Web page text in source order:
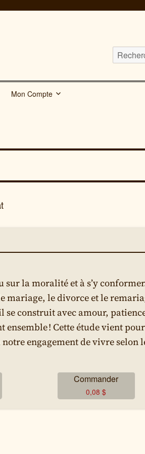
Mon Compte
sur la moralité et à s’y
mariage, le divorce et le
se construit avec amour,
! Cette étude vient pour
engagement de vivre selon
Commander
0,08$